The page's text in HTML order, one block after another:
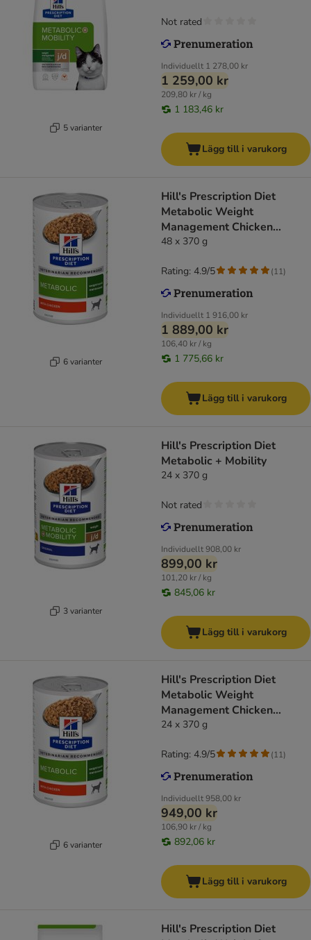
5 varianter
Individuellt 1 278,00 kr
1 259,00 kr
209,80 kr / kg
1 183,46 kr
Not rated
Lägg till i varukorg
6 varianter
Hill's Prescription Diet
Metabolic Weight
Management Chicken
hundfoder
48 x 370 g
Individuellt 1 916,00 kr
1 889,00 kr
106,40 kr / kg
1 775,66 kr
Rating: 4.9/5 (11)
Lägg till i varukorg
3 varianter
Hill's Prescription Diet
Metabolic + Mobility
24 x 370 g
Individuellt908,00 kr
899,00 kr
101,20 kr / kg
845,06 kr
Not rated
Lägg till i varukorg
6 varianter
Hill's Prescription Diet
Metabolic Weight
Management Chicken
hundfoder
24 x 370 g
Individuellt958,00 kr
949,00 kr
106,90 kr / kg
892,06 kr
Rating: 4.9/5 (11)
Lägg till i varukorg
Hill's Prescription Diet